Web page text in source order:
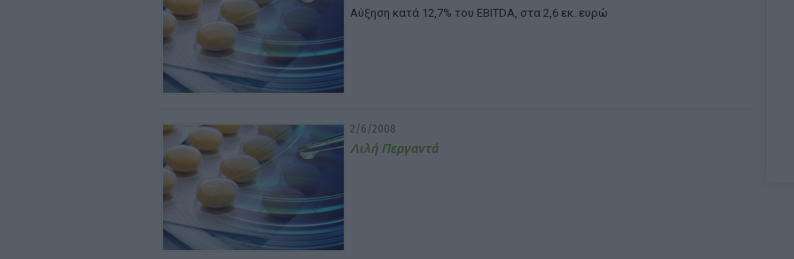
Αύξηση κατά 12,7% του EBITDA, στα 2,6 εκ. ευρώ
2/6/2008
Λιλή Περγαντά